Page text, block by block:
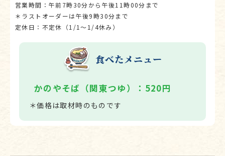
営業時間：午前7時30分から午後11時00分まで
＊ラストオーダーは午後9時30分まで
定休日：不定休（1/1～1/4休み）
食べたメニュー
かのやそば（関東つゆ）：520円
＊価格は取材時のものです